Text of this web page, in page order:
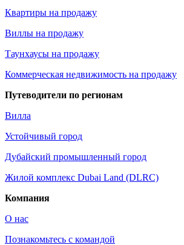
Квартиры на продажу
Виллы на продажу
Таунхаусы на продажу
Коммерческая недвижимость на продажу
Путеводители по регионам
Вилла
Устойчивый город
Дубайский промышленный город
Жилой комплекс Dubai Land (DLRC)
Компания
О нас
Познакомьтесь с командой